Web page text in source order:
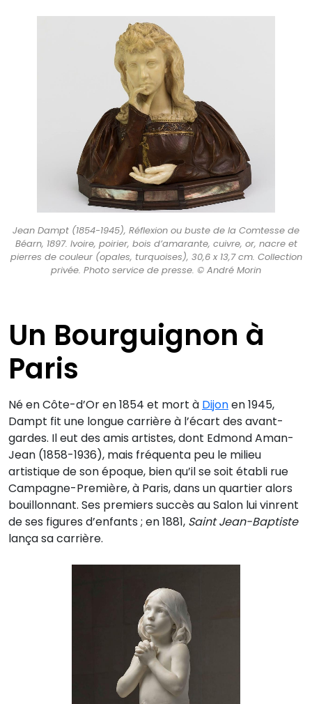
Jean Dampt (1854-1945), Réflexion ou buste de la Comtesse de
Béarn, 1897. Ivoire, poirier, bois d’amarante, cuivre, or, nacre et
pierres de couleur (opales, turquoises), 30,6 x 13,7 cm. Collection
privée. Photo service de presse. © André Morin
Un Bourguignon à
Paris
Né en Côte-d’Or en 1854 et mort à Dijonen 1945,
Dampt fit une longue carrière à l’écart des avant-
gardes. Il eut des amis artistes, dont Edmond Aman-
Jean (1858-1936), mais fréquenta peu le milieu
artistique de son époque, bien qu’il se soit établi rue
Campagne-Première, à Paris, dans un quartier alors
bouillonnant. Ses premiers succès au Salon lui vinrent
de ses figures d’enfants ; en 1881, Saint Jean-Baptiste
lança sa carrière.